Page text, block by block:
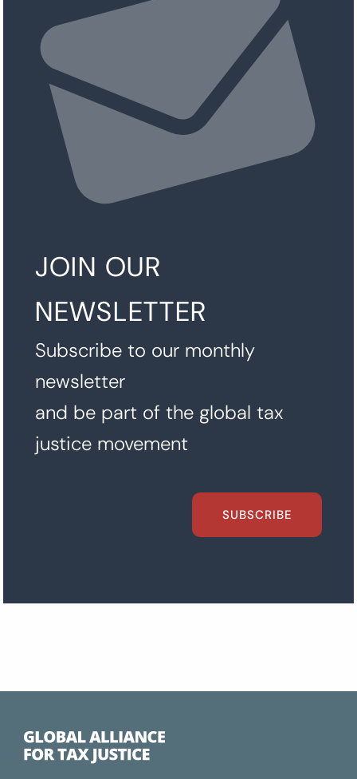
JOIN OUR
NEWSLETTER
Subscribe to our monthly
newsletter
and be part of the global tax
justice movement
SUBSCRIBE